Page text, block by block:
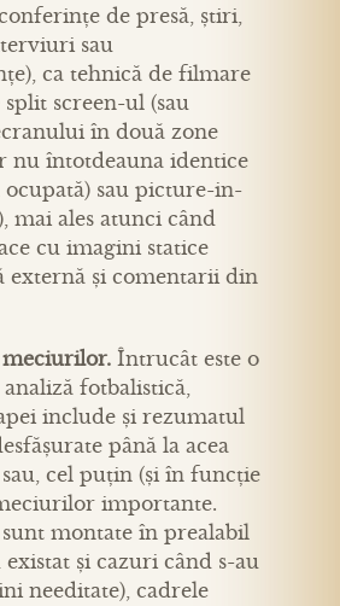
de presă, știri,
sau
ca tehnică de filmare
screen-ul (sau
în două zone
nu întotdeauna identice
ocupată) sau picture-in-
mai ales atunci când
cu imagini statice
externă și comentarii din
meciurilor. Întrucât este o
fotbalistică,
include și rezumatul
până la acea
cel puțin (și în funcție
importante.
montate în prealabil
și cazuri când s-au
needitate), cadrele